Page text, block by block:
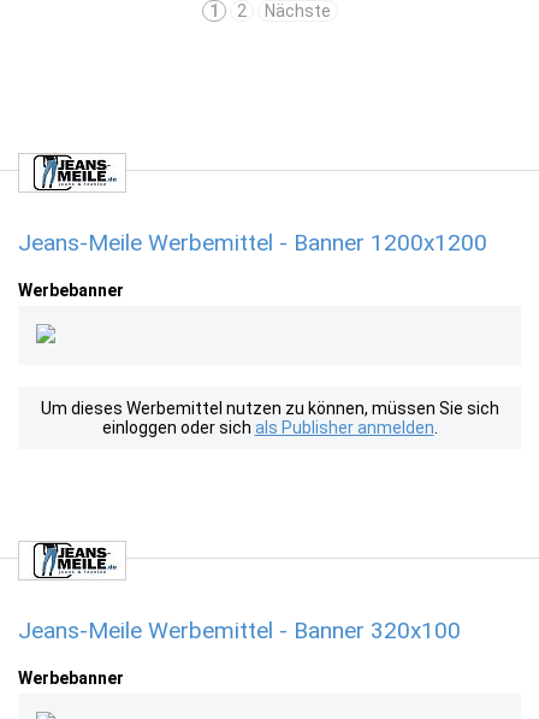
1 2 Nächste
Jeans-Meile Werbemittel - Banner 1200x1200
Werbebanner
Um dieses Werbemittel nutzen zu können, müssen Sie sich
einloggen oder sich als Publisher anmelden
Jeans-Meile Werbemittel - Banner 320x100
Werbebanner